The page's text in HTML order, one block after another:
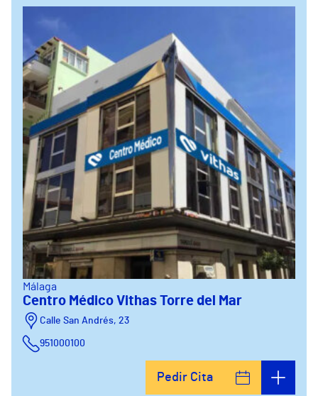
951 000 100
Málaga
Centro Médico Vithas Torre del Mar
Calle San Andrés, 23
951000100
Pedir Cita